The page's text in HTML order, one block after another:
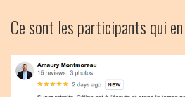
Ce sont les participants qui